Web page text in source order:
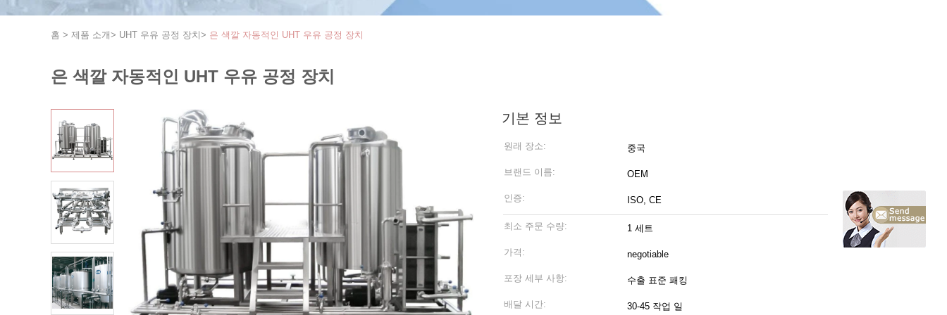
홈 > 제품 소개> UHT 우유 공정 장치> 은 색깔 자동적인 UHT 우유 공정 장치
은 색깔 자동적인 UHT 우유 공정 장치
기본 정보
원래 장소: 중국
브랜드 이름: OEM
인증: ISO, CE
최소 주문 수량: 1 세트
가격: negotiable
포장 세부 사항: 수출 표준 패킹
배달 시간: 30-45 작업 일